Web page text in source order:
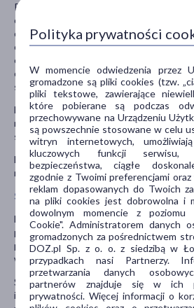
Przed rozpoczęciem przyjmowania leku
omówić z lekarzem, jeśli pacjent: ma
chorobę wątroby; ma chorobę nerek; ma
ciśnienie krwi; ma schizofrenie; ma
cukrzycę; ma choroby oka (takie jak
czyli jaskra); ma trudności z oddawaniem
serca.
Należy natychmiast skontaktować się z
natychmiast do szpitala, w przypadku
samobójczych lub myśli o
Lek należy przechowywać w miejscu
niedostępnym dla dzieci.
Stosowanie innych leków
Należy powiedzieć lekarzowi o
przez pacjenta obecnie lub ostatnio, a
pacjent planuje przyjmować, w tym
wydawane są bez recepty.
Szczególnie ważna jest informacja jeśli
inhibitorami monoaminooksydazy
Polityka prywatności
W momencie odwiedzenia przez
gromadzone są pliki cookies (tzw.
pliki tekstowe, zawierające
które pobierane są podczas
przechowywane na Urządzeniu
są powszechnie stosowane w celu
witryn internetowych,
kluczowych funkcji serwisu,
bezpieczeństwa, ciągłe
zgodnie z Twoimi preferencjami
reklam dopasowanych do Twoich
na pliki cookies jest dobrowolna i
dowolnym momencie z poziomu
Cookie". Administratorem danych
gromadzonych za pośrednictwem
DOZ.pl Sp. z o. o. z siedzibą w
przypadkach nasi Partnerzy.
przetwarzania danych
partnerów znajduje się w ich
prywatności. Więcej informacji o